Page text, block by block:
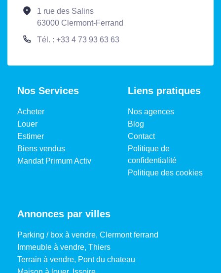
1 rue des Salins
63000 Clermont-Ferrand
Tél. : +33 4 73 93 63 63
Nos Services
Acheter
Louer
Estimer
Biens vendus
Mandat Primum Activ
Liens pratiques
Nos agences
Blog
Contact
Politique de
confidentialité
Politique des cookies
Annonces par villes
Parking / box à vendre, Clermont ferrand
Immeuble à vendre, Thiers
Terrain à vendre, Pont du chateau